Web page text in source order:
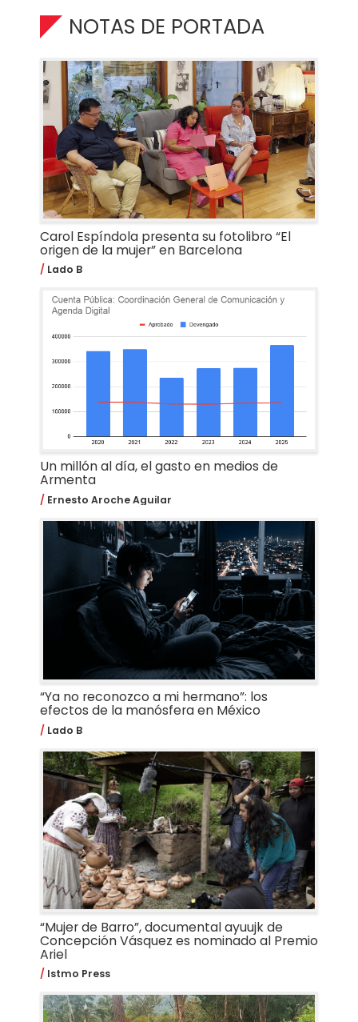
NOTAS DE PORTADA
Carol Espíndola presenta su fotolibro “El
origen de la mujer” en Barcelona
Lado B
Un millón al día, el gasto en medios de
Armenta
Ernesto Aroche Aguilar
“Ya no reconozco a mi hermano”: los
efectos de la manósfera en México
Lado B
“Mujer de Barro”, documental ayuujk de
Concepción Vásquez es nominado al Premio
Ariel
Istmo Press